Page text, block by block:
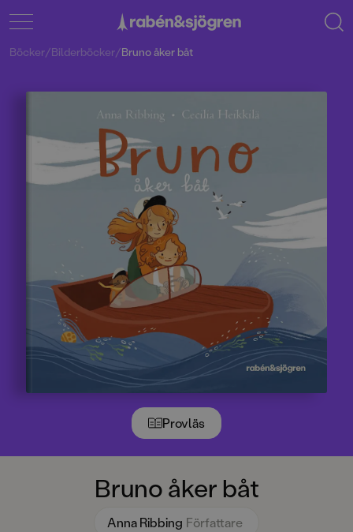
Provläs
Bruno åker båt
Anna Ribbing Författare
Böcker/Bilderböcker/Bruno åker båt